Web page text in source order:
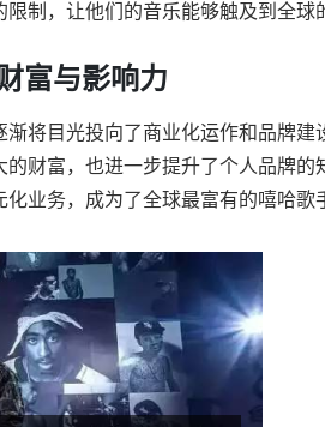
制，让他们的音乐能够触及到全球
富与影响力
将目光投向了商业化运作和品牌建
财富，也进一步提升了个人品牌的
业务，成为了全球最富有的嘻哈歌